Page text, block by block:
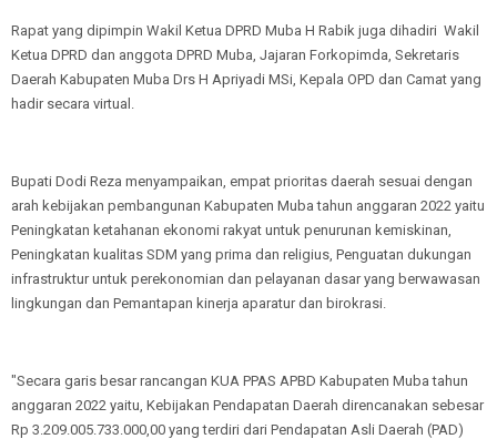
Rapat yang dipimpin Wakil Ketua DPRD Muba H Rabik juga dihadiri Wakil
Ketua DPRD dan anggota DPRD Muba, Jajaran Forkopimda, Sekretaris
Daerah Kabupaten Muba Drs H Apriyadi MSi, Kepala OPD dan Camat yang
hadir secara virtual.
Bupati Dodi Reza menyampaikan, empat prioritas daerah sesuai dengan
arah kebijakan pembangunan Kabupaten Muba tahun anggaran 2022 yaitu
Peningkatan ketahanan ekonomi rakyat untuk penurunan kemiskinan,
Peningkatan kualitas SDM yang prima dan religius, Penguatan dukungan
infrastruktur untuk perekonomian dan pelayanan dasar yang berwawasan
lingkungan dan Pemantapan kinerja aparatur dan birokrasi.
"Secara garis besar rancangan KUA PPAS APBD Kabupaten Muba tahun
anggaran 2022 yaitu, Kebijakan Pendapatan Daerah direncanakan sebesar
Rp 3.209.005.733.000,00 yang terdiri dari Pendapatan Asli Daerah (PAD)